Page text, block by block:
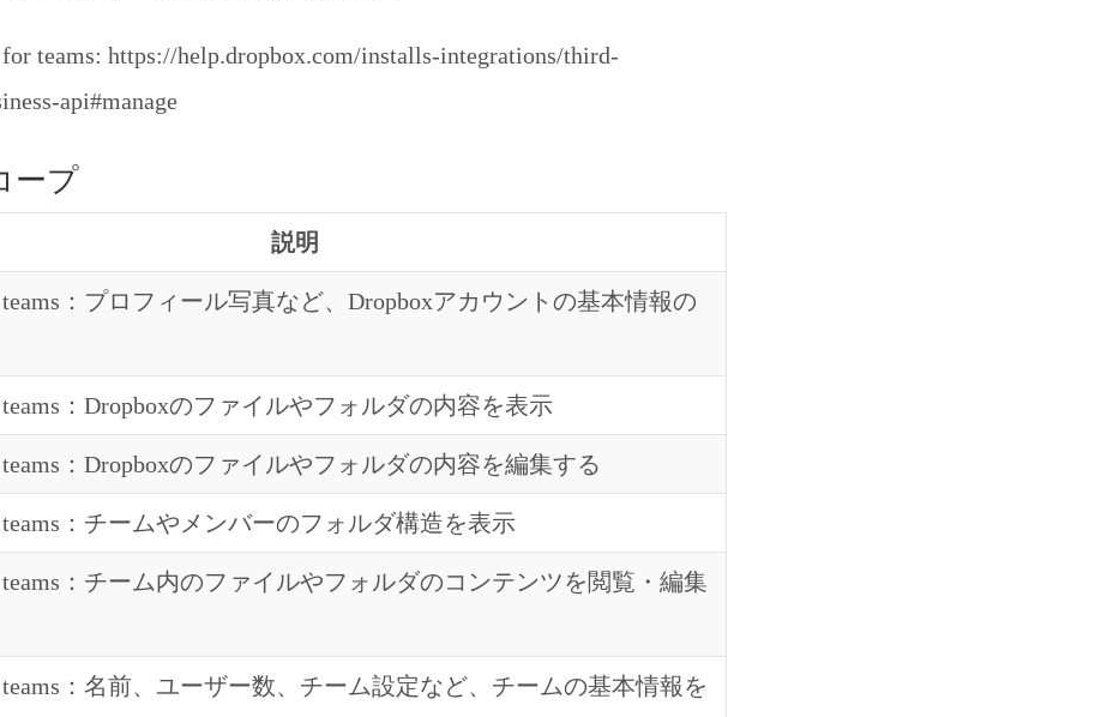
teams: https://help.dropbox.com/installs-integrations/third-
api#manage
ープ
説明
：プロフィール写真など、Dropboxアカウントの基本情報の
：Dropboxのファイルやフォルダの内容を表示
：Dropboxのファイルやフォルダの内容を編集する
：チームやメンバーのフォルダ構造を表示
：チーム内のファイルやフォルダのコンテンツを閲覧・編集
：名前、ユーザー数、チーム設定など、チームの基本情報を